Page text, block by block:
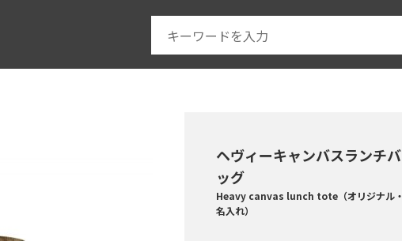
ヘヴィーキャンバスランチバ
ッグ
Heavy canvas lunch tote（オリジナル・
名入れ）